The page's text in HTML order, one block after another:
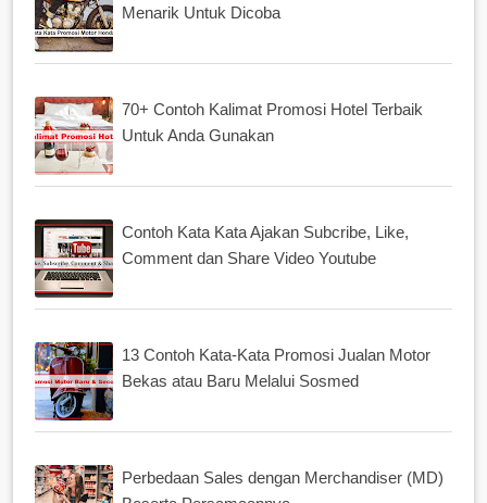
Menarik Untuk Dicoba
70+ Contoh Kalimat Promosi Hotel Terbaik
Untuk Anda Gunakan
Contoh Kata Kata Ajakan Subcribe, Like,
Comment dan Share Video Youtube
13 Contoh Kata-Kata Promosi Jualan Motor
Bekas atau Baru Melalui Sosmed
Perbedaan Sales dengan Merchandiser (MD)